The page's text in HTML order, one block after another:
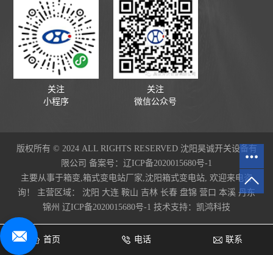
关注
小程序
关注
微信公众号
版权所有 © 2024 ALL RIGHTS RESERVED 沈阳昊诚开关设备有
限公司 备案号： 辽ICP备2020015680号-1
主要从事于箱变 箱式变电站厂家 沈阳箱式变电站 , 欢迎来电咨
询！ 主营区域： 沈阳 大连 鞍山 吉林 长春 盘锦 营口 本溪 丹东
锦州 辽ICP备2020015680号-1 技术支持： 凯鸿科技
首页 电话 联系